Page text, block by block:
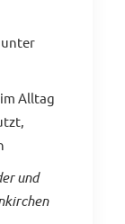
unter
Alltag
und